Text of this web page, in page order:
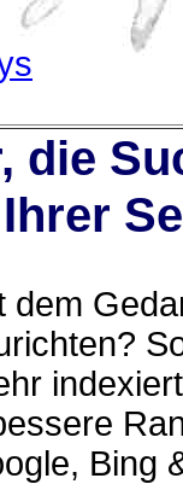
die
Ihrer
dem
Bing